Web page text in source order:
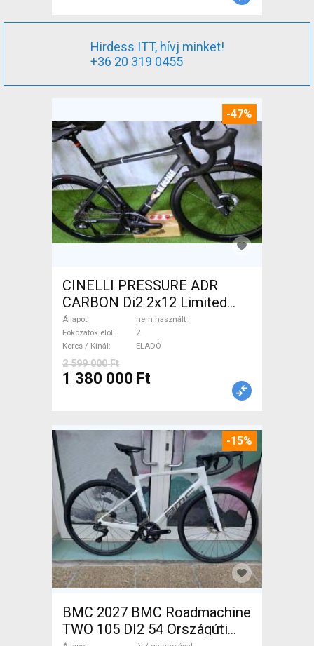
Hirdess ITT, hívj minket!
+36 20 319 0455
-47%
CINELLI PRESSURE ADR
CARBON Di2 2x12 Limited
1of50 0km ÚJ! Országúti
tárcsafék nem használt
ELADÓ
Állapot
nem használt
Fokozatok elöl
2
Keres / Kínál
ELADÓ
2 599 000 Ft
1 380 000 Ft
-15%
BMC 2027 BMC Roadmachine
TWO 105 DI2 54 Országúti